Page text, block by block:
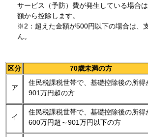
サービス（予防）費が発生している場合
額から控除します。
※2：超えた金額が500円以下の場合は、
ん。
区分 70歳未満の方
ア
住民税課税世帯で、基礎控除後の所得
901万円超の方
イ
住民税課税世帯で、基礎控除後の所得
600万円超～901万円以下の方